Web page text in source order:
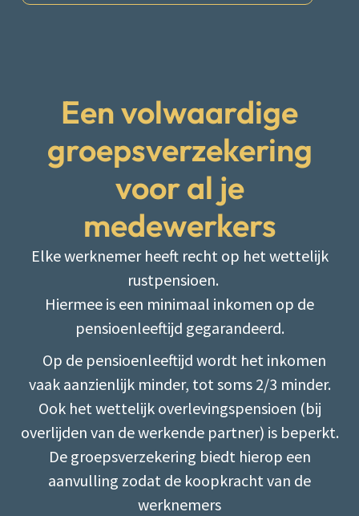
Een volwaardige
groepsverzekering
voor al je
medewerkers
Elke werknemer heeft recht op het wettelijk
rustpensioen.
Hiermee is een minimaal inkomen op de
pensioenleeftijd gegarandeerd.
Op de pensioenleeftijd wordt het inkomen
vaak aanzienlijk minder, tot soms 2/3 minder.
Ook het wettelijk overlevingspensioen (bij
overlijden van de werkende partner) is beperkt.
De groepsverzekering biedt hierop een
aanvulling zodat de koopkracht van de
werknemers